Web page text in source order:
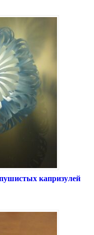
капризулей